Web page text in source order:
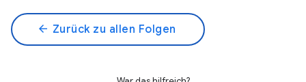
arrow_back Zurück zu allen Folgen